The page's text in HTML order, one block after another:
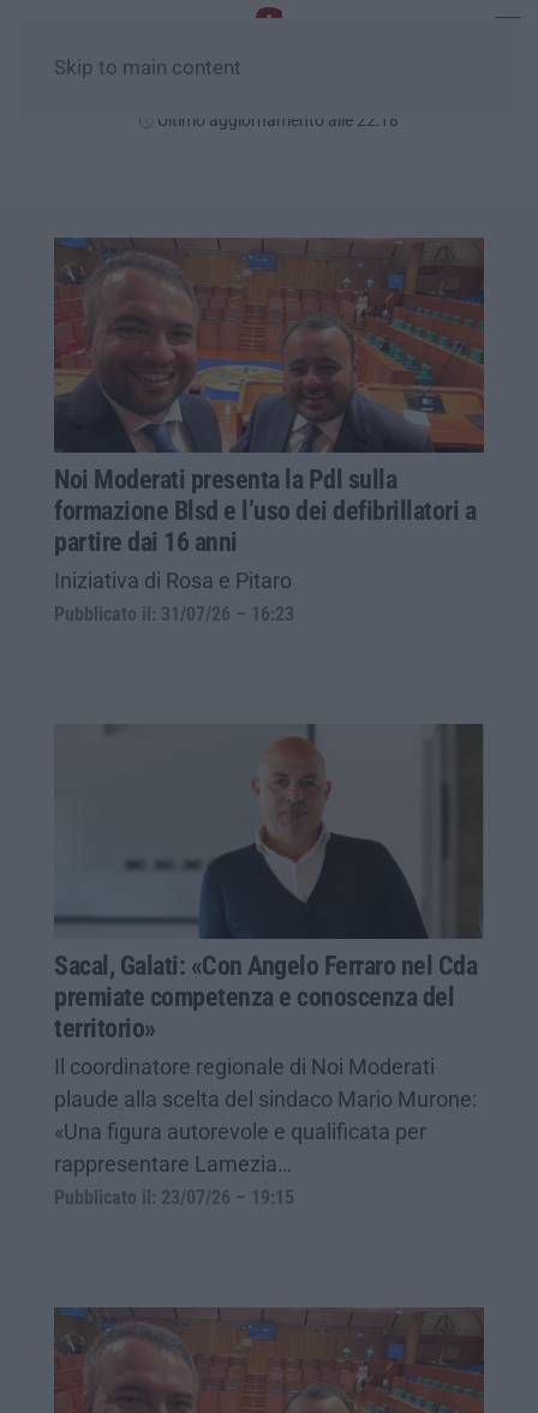
Skip to main content
Ultimo aggiornamento alle 22:18
Noi Moderati presenta la Pdl sulla
formazione Blsd e l’uso dei defibrillatori a
partire dai 16 anni
Iniziativa di Rosa e Pitaro
Pubblicato il: 31/07/26 – 16:23
Sacal, Galati: «Con Angelo Ferraro nel Cda
premiate competenza e conoscenza del
territorio»
Il coordinatore regionale di Noi Moderati
plaude alla scelta del sindaco Mario Murone:
«Una figura autorevole e qualificata per
rappresentare Lamezia…
Pubblicato il: 23/07/26 – 19:15